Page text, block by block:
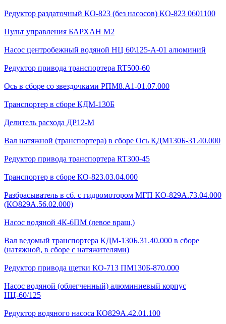
Редуктор раздаточный КО-823 (без насосов) КО-823 0601100
Пульт управления БАРХАН М2
Насос центробежный водяной НЦ 60\125-А-01 алюминий
Редуктор привода транспортера RT500-60
Ось в сборе со звездочками РПМ8.А1-01.07.000
Транспортер в сборе КДМ-130Б
Делитель расхода ДР12-М
Вал натяжной (транспортера) в сборе Ось КДМ130Б-31.40.000
Редуктор привода транспортера RT300-45
Транспортер в сборе КО-823.03.04.000
Разбрасыватель в сб. с гидромотором МГП КО-829А.73.04.000
(КО829А.56.02.000)
Насос водяной 4К-6ПМ (левое вращ.)
Вал ведомый транспортера КДМ-130Б.31.40.000 в сборе
(натяжной, в сборе с натяжителями)
Редуктор привода щетки КО-713 ПМ130Б-870.000
Насос водяной (облегченный) алюминиевый корпус
НЦ-60/125
Редуктор водяного насоса КО829А.42.01.100